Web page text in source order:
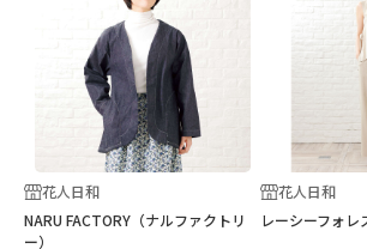
花人日和
NARU FACTORY（ナルファクトリ
ー）
花人日和
レーシーフォレ